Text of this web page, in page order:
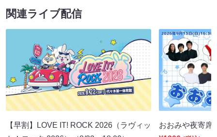
関連ライブ配信
【早割】LOVE IT! ROCK 2026（ラヴィッ
おおみや夜寄